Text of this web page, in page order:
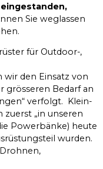
Sie weglassen
für Outdoor-,
wir den Einsatz von
grösseren Bedarf an
verfolgt. Klein-
„in unseren
Powerbänke) heute
wurden.